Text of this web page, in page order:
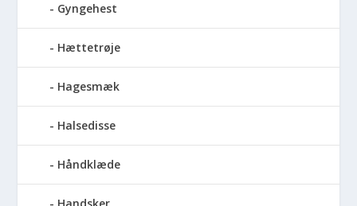
Gyngehest
Hættetrøje
Hagesmæk
Halsedisse
Håndklæde
Handsker